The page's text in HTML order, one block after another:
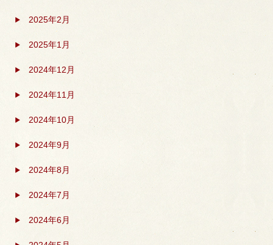
2025年2月
2025年1月
2024年12月
2024年11月
2024年10月
2024年9月
2024年8月
2024年7月
2024年6月